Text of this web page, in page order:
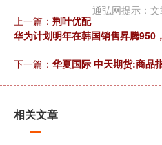
通弘网提示：文
上一篇： 荆叶优配
华为计划明年在韩国销售昇腾950
下一篇： 华夏国际 中天期货:商品
相关文章